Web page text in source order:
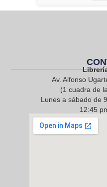
Av. Alfonso
(1 cuadra de
Lunes a sábado de
12:45
968